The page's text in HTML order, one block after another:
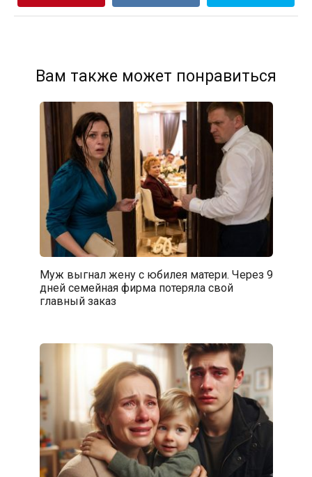
Вам также может понравиться
Муж выгнал жену с юбилея матери. Через 9
дней семейная фирма потеряла свой
главный заказ